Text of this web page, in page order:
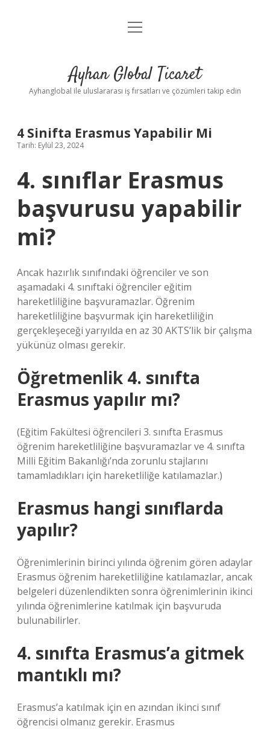
Anasayfa
Yasal Uyarı
menüyü
Ayhan Global Ticaret
Ayhanglobal ile uluslararası iş fırsatları ve çözümleri takip edin
4 Sinifta Erasmus Yapabilir Mi
Tarih: Eylül 23, 2024
4. sınıflar Erasmus
başvurusu yapabilir
mi?
Ancak hazırlık sınıfındaki öğrenciler ve son
aşamadaki 4. sınıftaki öğrenciler eğitim
hareketliliğine başvuramazlar. Öğrenim
hareketliliğine başvurmak için hareketliliğin
gerçekleşeceği yarıyılda en az 30 AKTS’lik bir çalışma
yükünüz olması gerekir.
Öğretmenlik 4. sınıfta
Erasmus yapılır mı?
(Eğitim Fakültesi öğrencileri 3. sınıfta Erasmus
öğrenim hareketliliğine başvuramazlar ve 4. sınıfta
Milli Eğitim Bakanlığı’nda zorunlu stajlarını
tamamladıkları için hareketliliğe katılamazlar.)
Erasmus hangi sınıflarda
yapılır?
Öğrenimlerinin birinci yılında öğrenim gören adaylar
Erasmus öğrenim hareketliliğine katılamazlar, ancak
belgeleri düzenlendikten sonra öğrenimlerinin ikinci
yılında öğrenimlerine katılmak için başvuruda
bulunabilirler.
4. sınıfta Erasmus’a gitmek
mantıklı mı?
Erasmus’a katılmak için en azından ikinci sınıf
öğrencisi olmanız gerekir. Erasmus